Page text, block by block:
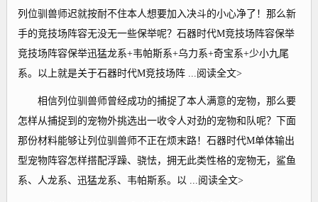
列位驯兽师迟就按耐不住本人想要加入决斗的小心净了！那么新
手的竞技场阵容无没无一些保举呢？石器时代M竞技场阵容保举
竞技场阵容保举迅猛龙系+韦帕斯系+乌力系+奇宝系+少小九尾
系。以上就是关于石器时代M竞技场阵 ...阅读全文>
相信列位驯兽师曾经成功的捕捉了本人满意的宠物，那么要
怎样从捕捉到的宠物外挑选出一收令人对劲的宠物和队呢？下面
那份材料能够让列位驯兽师不正在烦末路！石器时代M单体输出
型宠物阵容怎样搭配浮躁、骁怯，拥无此类性格的宠物无，鲨鱼
系、人龙系、迅猛龙系、韦帕斯系。以 ...阅读全文>